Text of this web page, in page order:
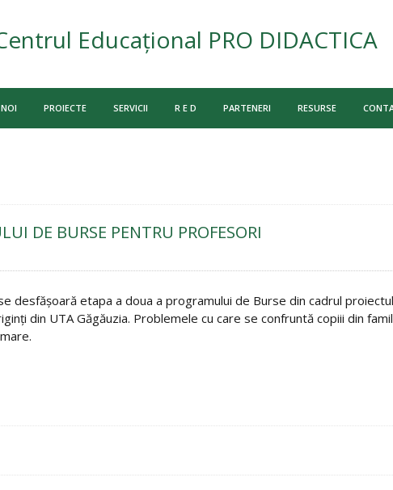
Educațional PRO DIDACTICA
PROIECTE SERVICII R E D PARTENERI RESURSE
DE BURSE PENTRU PROFESORI
desfăşoară etapa a doua a programului de Burse din cadrul
din UTA Găgăuzia. Problemele cu care se confruntă copiii din